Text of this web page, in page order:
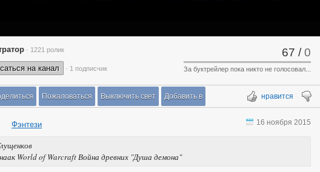
· 1221 ролик
на канал · 1 подписчик
67 /0
За буктрейлер пока никто не голосовал...
нравится
Пожаловаться Выключить свет Добавить в
Фэнтези
World of Warcraft Война древних "Душа демона"
16 ноября 2015